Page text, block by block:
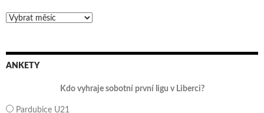
Archivy
ANKETY
Kdo vyhraje sobotní první ligu v Liberci?
Pardubice U21